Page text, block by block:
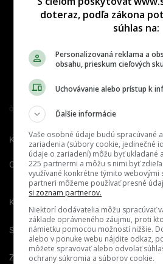
Člen združenia IAB Slovakia
Kontakt Inzercia
O nás Redakcia
Kariéra
Spravovať notifikácie
Zrušiť predplatné
doteraz, podľa zákona
súhlas na:
Personalizovaná reklama a
obsahu, prieskum cieľových
Uchovávanie alebo prístup k
Ďalšie informácie
Vaše osobné údaje budú spracúvané
zariadenia (súbory cookie, jedinečné
údaje o zariadení) môžu byť ukladané
225 partnermi a môžu s nimi byť
využívané konkrétne týmito webovými
partneri môžeme používať presné
si zoznam partnerov.
Niektorí dodávatelia môžu spracúvať
základe oprávneného záujmu, proti
námietku pomocou možností nižšie.
alebo v ponuke webu nájdite odkaz,
môžete spravovať alebo odvolať
ochrany súkromia a súborov cookie.